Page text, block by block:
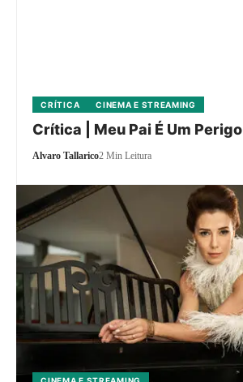
CRÍTICA CINEMA E STREAMING
Crítica | Meu Pai É Um Perigo
Alvaro Tallarico2 Min Leitura